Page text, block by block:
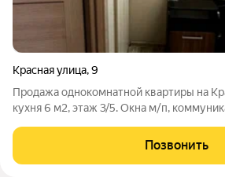
Красная улица,9
Продажа однокомнатной квартиры на
кухня 6 м2, этаж 3/5. Окна м/п,
всей мебелью и бытовой техникой. Акт
Позвонить